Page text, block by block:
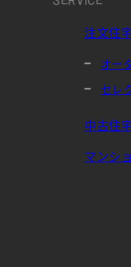
注文住
オー
セレ
中古住
マンシ